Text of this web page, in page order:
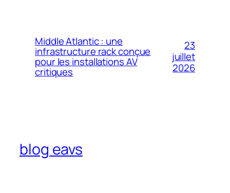
Middle Atlantic : une
infrastructure rack conçue
pour les installations AV
critiques
23
juillet
2026
blog eavs